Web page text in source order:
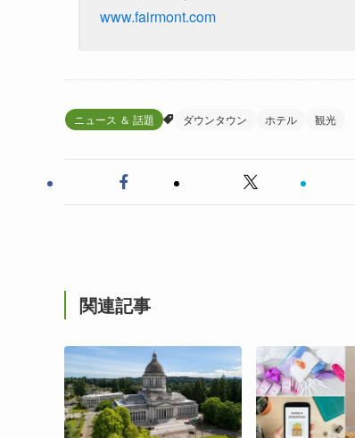
www.fairmont.com
ニュース ＆ 話題 ダウンタウン ホテル 観光
関連記事